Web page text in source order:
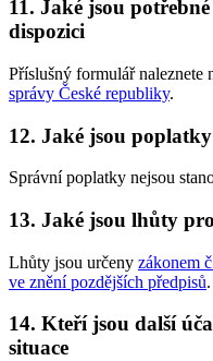
11. Jaké jsou
dispozici
Příslušný formulář naleznete
správy České republiky.
12. Jaké jsou
Správní poplatky nejsou
13. Jaké jsou lhůty
Lhůty jsou určeny zákonem
ve znění pozdějších předpisů.
14. Kteří jsou další
situace